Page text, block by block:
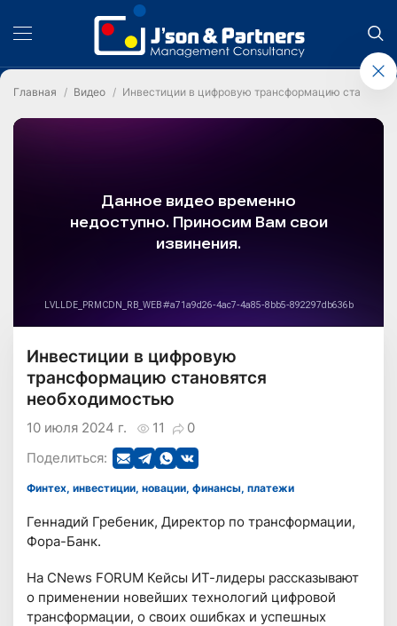
Главная Видео Инвестиции в цифровую трансформацию
Инвестиции в цифровую
трансформацию становятся
необходимостью
11 0
10 июля 2024 г.
Поделиться:
Финтех, инвестиции, новации, финансы, платежи
Геннадий Гребеник, Директор по трансформации,
Фора-Банк.
На CNews FORUM Кейсы ИТ-лидеры рассказывают
о применении новейших технологий цифровой
трансформации, о своих ошибках и успешных